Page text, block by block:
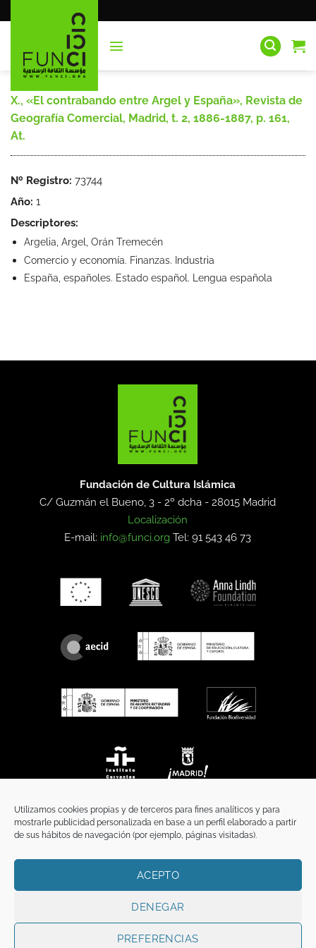
Utilizamos cookies propias y de terceros para fines analíticos y para
mostrarle publicidad personalizada en base a un perfil elaborado a partir
de sus hábitos de navegación (por ejemplo, páginas visitadas).
ACEPTO
DENEGAR
PREFERENCIAS
al
X., «El contrabando entre Argel y España», Revista de
Geografía Comercial, Madrid, t. 2, 1886-1887, p. 161,
At.
Nº Registro: 73744
Año: 1
Descriptores:
Argelia, Argel, Orán Tremecén
Comercio y economía. Finanzas. Industria
España, españoles. Estado español. Lengua española
Fundación de Cultura Islámica
C/ Guzmán el Bueno, 3 - 2º dcha -28015 Madrid
Localización
E-mail: info@funci.org Tel: 91 543 46 73
TÉRMINOS Y CONDICIONES
Copyright 2026 ©FunciFUNCI es titular de los derechos de propiedad
intelectual e industrial de este sitio web, y es también titular o tiene la